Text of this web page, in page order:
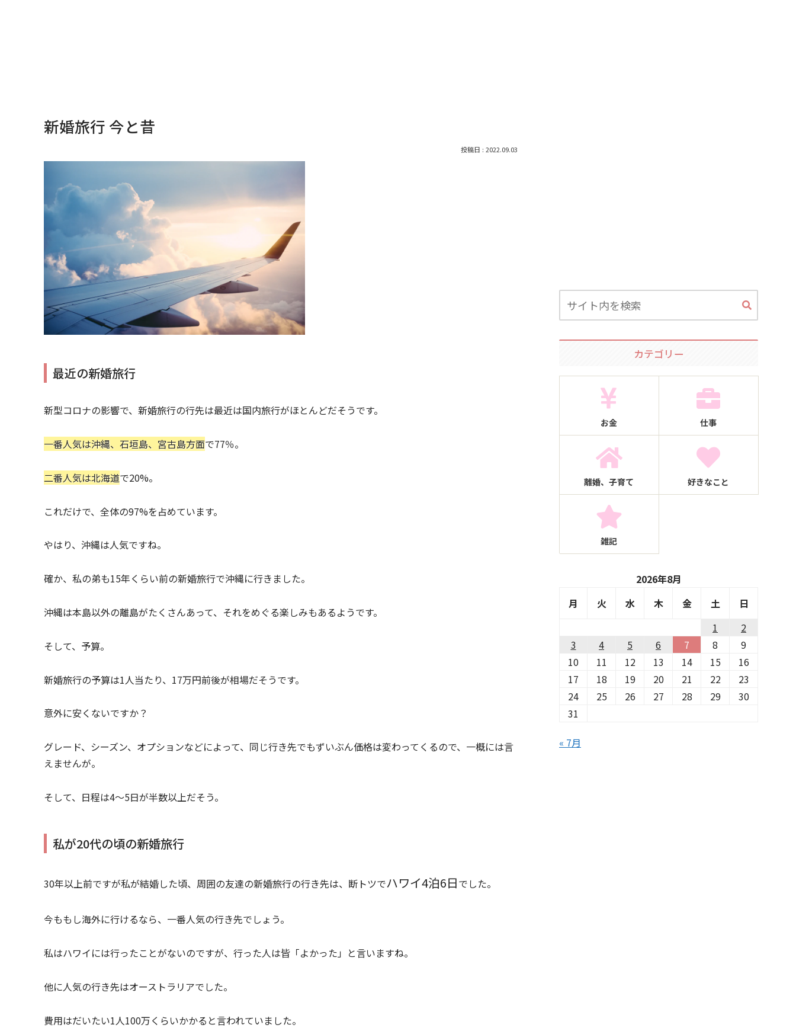
新婚旅行 今と昔
2022.09.03
最近の新婚旅行
新型コロナの影響で、新婚旅行の行先は最近は国内旅行がほとんどだそうです。
一番人気は沖縄、石垣島、宮古島方面で77％。
二番人気は北海道で20%。
これだけで、全体の97%を占めています。
やはり、沖縄は人気ですね。
確か、私の弟も15年くらい前の新婚旅行で沖縄に行きました。
沖縄は本島以外の離島がたくさんあって、それをめぐる楽しみもあるようです。
そして、予算。
新婚旅行の予算は1人当たり、17万円前後が相場だそうです。
意外に安くないですか？
グレード、シーズン、オプションなどによって、同じ行き先でもずいぶん価格は変わってくるので、一概には言
えませんが。
そして、日程は4～5日が半数以上だそう。
私が20代の頃の新婚旅行
30年以上前ですが私が結婚した頃、周囲の友達の新婚旅行の行き先は、断トツでハワイ4泊6日でした。
今ももし海外に行けるなら、一番人気の行き先でしょう。
私はハワイには行ったことがないのですが、行った人は皆「よかった」と言いますね。
他に人気の行き先はオーストラリアでした。
費用はだいたい1人100万くらいかかると言われていました。
カテゴリー
お金 仕事
離婚、子育て 好きなこと
雑記
2026年8月
月
火 水 木 金 土
日
1
2
3
4 5 6 7 8
9
10
11 12 13 14 15
16
17
18 19 20 21 22
23
24
25 26 27 28 29
30
31
« 7月